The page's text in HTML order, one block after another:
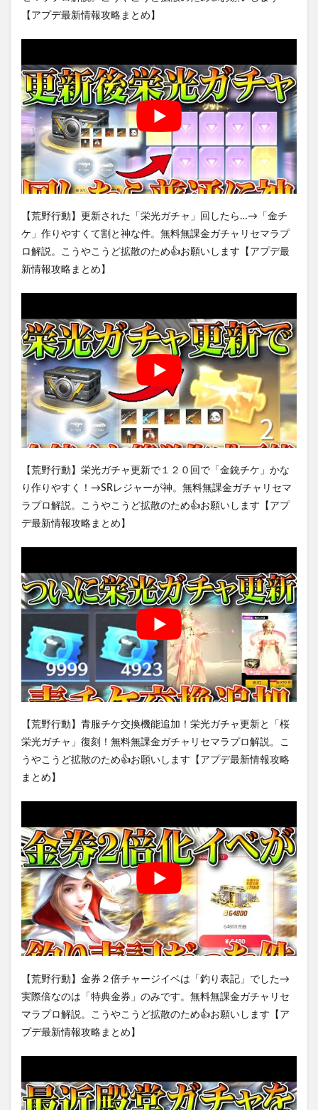
【アプデ最新情報攻略まとめ】
【荒野行動】更新された「栄光ガチャ」回したら…→「金チ
ケ」作りやすくて割と神な件。無料無課金ガチャリセマラプ
ロ解説。こうやこうど拡散のため👍お願いします【アプデ最
新情報攻略まとめ】
【荒野行動】栄光ガチャ更新で１２０回で「金銃チケ」かな
り作りやすく！→SRレジャーが神。無料無課金ガチャリセマ
ラプロ解説。こうやこうど拡散のため👍お願いします【アプ
デ最新情報攻略まとめ】
【荒野行動】青服チケ交換機能追加！栄光ガチャ更新と「桜
栄光ガチャ」復刻！無料無課金ガチャリセマラプロ解説。こ
うやこうど拡散のため👍お願いします【アプデ最新情報攻略
まとめ】
【荒野行動】金券２倍チャージイベは「釣り表記」でした→
実際倍なのは「特典金券」のみです。無料無課金ガチャリセ
マラプロ解説。こうやこうど拡散のため👍お願いします【ア
プデ最新情報攻略まとめ】